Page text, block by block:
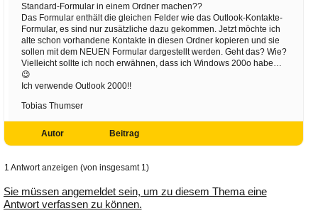
Standard-Formular in einem Ordner machen??
Das Formular enthält die gleichen Felder wie das Outlook-Kontakte-
Formular, es sind nur zusätzliche dazu gekommen. Jetzt möchte ich
alte schon vorhandene Kontakte in diesen Ordner kopieren und sie
sollen mit dem NEUEN Formular dargestellt werden. Geht das? Wie?
Vielleicht sollte ich noch erwähnen, dass ich Windows 200o habe…
😉
Ich verwende Outlook 2000!!
Tobias Thumser
Autor Beitrag
1 Antwort anzeigen (von insgesamt 1)
Sie müssen angemeldet sein, um zu diesem Thema eine
Antwort verfassen zu können.